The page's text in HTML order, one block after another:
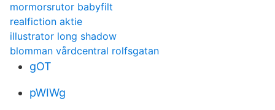
mormorsrutor babyfilt
realfiction aktie
illustrator long shadow
blomman vårdcentral rolfsgatan
gOT
pWIWg